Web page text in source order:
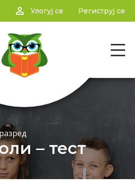
person_outline Улогуј се Региструј се
– тест